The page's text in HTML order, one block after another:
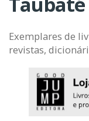
Exemplares de
revistas,